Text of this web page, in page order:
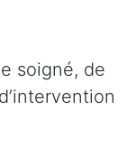
soigné, de